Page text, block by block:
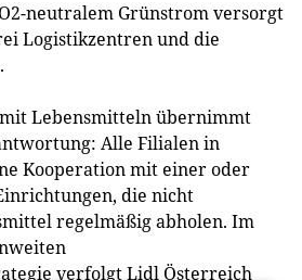
neutralem Grünstrom versorgt
Logistikzentren und die
Lebensmitteln übernimmt
Alle Filialen in
Kooperation mit einer oder
die nicht
regelmäßig abholen. Im
verfolgt Lidl Österreich